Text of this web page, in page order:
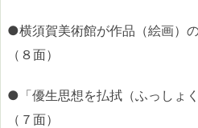
●横須賀美術館が作品（絵画）
（８面）
●「優生思想を払拭（ふっしょ
（７面）